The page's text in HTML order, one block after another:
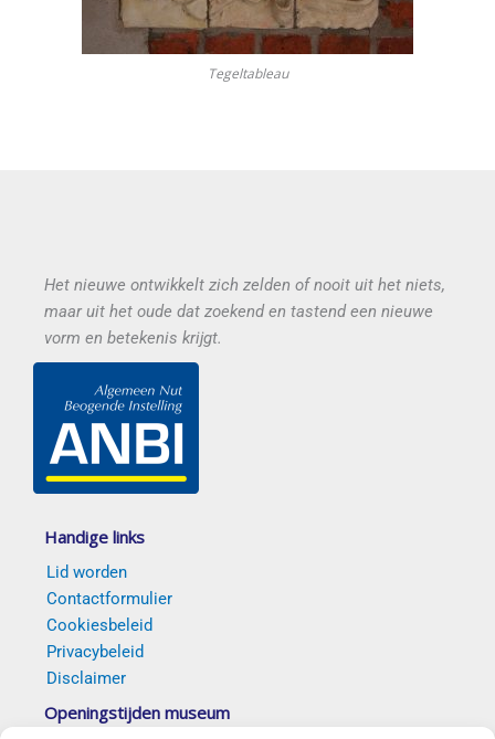
Tegeltableau
Het nieuwe ontwikkelt zich zelden of nooit uit het niets,
maar uit het oude dat zoekend en tastend een nieuwe
vorm en betekenis krijgt.
Handige links
Lid worden
Contactformulier
Cookiesbeleid
Privacybeleid
Disclaimer
Openingstijden museum